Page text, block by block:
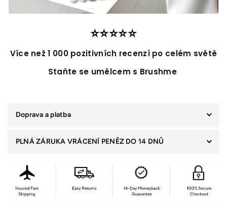
⭐️⭐️⭐️⭐️⭐️
Více než 1 000 pozitivních recenzí po celém světě
Staňte se umělcem s Brushme
Doprava a platba
PLNÁ ZÁRUKA VRÁCENÍ PENĚZ DO 14 DNŮ